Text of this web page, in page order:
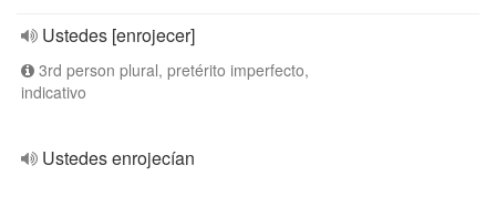
Ustedes [enrojecer]
3rd person plural, pretérito imperfecto,
indicativo
Ustedes enrojecían